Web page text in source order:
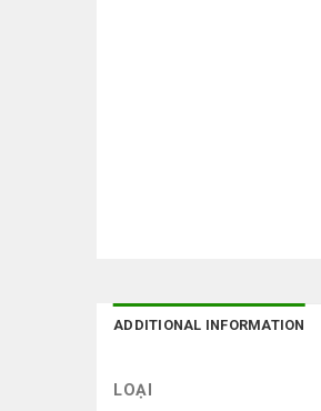
ADDITIONAL INFORMATION
LOẠI